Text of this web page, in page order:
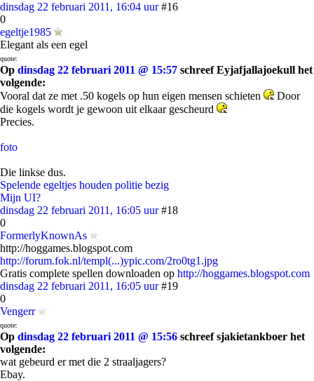
dinsdag 22 februari 2011, 16:04 uur #16
0
egeltje1985
Elegant als een egel
quote:
Op dinsdag 22 februari 2011 @ 15:57 schreef Eyjafjallajoekull het
volgende:
Vooral dat ze met .50 kogels op hun eigen mensen schieten
Door
die kogels wordt je gewoon uit elkaar gescheurd
Precies.
foto
Die linkse dus.
Spelende egeltjes houden politie bezig
Mijn UI?
dinsdag 22 februari 2011, 16:05 uur #18
0
FormerlyKnownAs
http://hoggames.blogspot.com
http://forum.fok.nl/templ(...)ypic.com/2ro0tg1.jpg
Gratis complete spellen downloaden op http://hoggames.blogspot.com
dinsdag 22 februari 2011, 16:05 uur #19
0
Vengerr
quote:
Op dinsdag 22 februari 2011 @ 15:56 schreef sjakietankboer het
volgende:
wat gebeurd er met die 2 straaljagers?
Ebay.